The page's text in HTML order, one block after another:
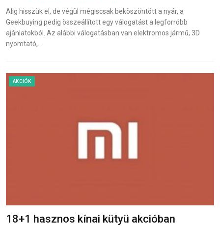
Alig hisszük el, de végül mégiscsak beköszöntött a nyár, a
Geekbuying pedig összeállított egy válogatást a legforróbb
ajánlatokból. Az alábbi válogatásban van elektromos jármű, 3D
nyomtató,…
AKCIÓK
18+1 hasznos kínai kütyü akcióban